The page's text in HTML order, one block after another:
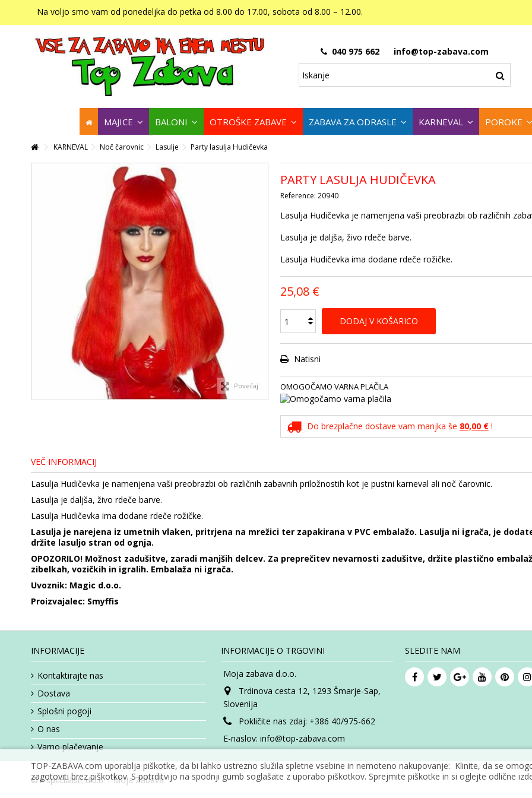
Na voljo smo vam od ponedeljka do petka od 8.00 do 17.00, sobota od 8.00 – 12.00.
040 975 662 info@top-zabava.com
MAJICE BALONI OTROŠKE ZABAVE ZABAVA ZA ODRASLE KARNEVAL POROKE
KARNEVAL Noč čarovnic Lasulje Party lasulja Hudičevka
Povečaj
PARTY LASULJA HUDIČEVKA
Reference: 20940
Lasulja Hudičevka je namenjena vaši preobrazbi ob različnih
Lasulja je daljša, živo rdeče barve.
Lasulja Hudičevka ima dodane rdeče rožičke.
25,08 €
DODAJ V KOŠARICO
Natisni
OMOGOČAMO VARNA PLAČILA
Do brezplačne dostave vam manjka še 80,00 €!
VEČ INFORMACIJ
Lasulja Hudičevka je namenjena vaši preobrazbi ob različnih zabavnih priložnostih kot je pustni karneval ali noč čarovnic.
Lasulja je daljša, živo rdeče barve.
Lasulja Hudičevka ima dodane rdeče rožičke.
Lasulja je narejena iz umetnih vlaken, pritrjena na mrežici ter zapakirana v PVC embalažo. Lasulja ni igrača, je
držite lasuljo stran od ognja.
OPOZORILO! Možnost zadušitve, zaradi manjših delcev. Za preprečitev nevarnosti zadušitve, držite plastično
zibelkah, vozičkih in igralih. Embalaža ni igrača.
Uvoznik: Magic d.o.o.
Proizvajalec: Smyffis
INFORMACIJE
Kontaktirajte nas
Dostava
Splošni pogoji
O nas
Varno plačevanje
INFORMACIJE O TRGOVINI
Moja zabava d.o.o.
Trdinova cesta 12, 1293 Šmarje-Sap,
Slovenija
Pokličite nas zdaj: +386 40/975-662
E-naslov: info@top-zabava.com
SLEDITE NAM
© E-specialisti, d.o.o- Moja Zabava
TOP-ZABAVA.com uporablja piškotke, da bi lahko ustrezno služila spletne vsebine in nemoteno nakupovanje: Klinite, da se
zagotoviti brez piškotkov. S potrditvijo na spodnji gumb soglašate z uporabo piškotkov. Sprejmite piškotke in si oglejte odlične